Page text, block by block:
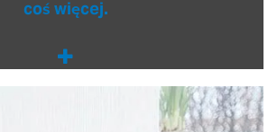
coś więcej.